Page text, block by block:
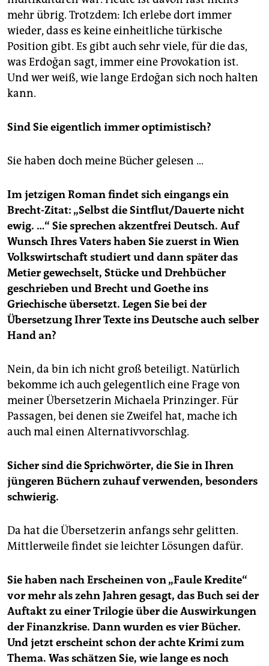
mehr übrig. Trotzdem: Ich erlebe dort immer
wieder, dass es keine einheitliche türkische
Position gibt. Es gibt auch sehr viele, für die das,
was Erdoğan sagt, immer eine Provokation ist.
Und wer weiß, wie lange Erdoğan sich noch halten
kann.
Sind Sie eigentlich immer optimistisch?
Sie haben doch meine Bücher gelesen …
Im jetzigen Roman findet sich eingangs ein
Brecht-Zitat: „Selbst die Sintflut/Dauerte nicht
ewig. …“ Sie sprechen akzentfrei Deutsch. Auf
Wunsch Ihres Vaters haben Sie zuerst in Wien
Volkswirtschaft studiert und dann später das
Metier gewechselt, Stücke und Drehbücher
geschrieben und Brecht und Goethe ins
Griechische übersetzt. Legen Sie bei der
Übersetzung Ihrer Texte ins Deutsche auch selber
Hand an?
Nein, da bin ich nicht groß beteiligt. Natürlich
bekomme ich auch gelegentlich eine Frage von
meiner Übersetzerin Michaela Prinzinger. Für
Passagen, bei denen sie Zweifel hat, mache ich
auch mal einen Alternativvorschlag.
Sicher sind die Sprichwörter, die Sie in Ihren
jüngeren Büchern zuhauf verwenden, besonders
schwierig.
Da hat die Übersetzerin anfangs sehr gelitten.
Mittlerweile findet sie leichter Lösungen dafür.
Sie haben nach Erscheinen von „Faule Kredite“
vor mehr als zehn Jahren gesagt, das Buch sei der
Auftakt zu einer Trilogie über die Auswirkungen
der Finanzkrise. Dann wurden es vier Bücher.
Und jetzt erscheint schon der achte Krimi zum
Thema. Was schätzen Sie, wie lange es noch